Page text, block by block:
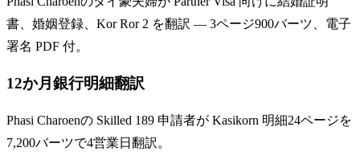
書、婚姻登録、Kor Ror 2 を翻訳 — 3ページ900バーツ、電子
署名 PDF 付。
12か月銀行明細翻訳
Phasi Charoenの Skilled 189 申請者が Kasikorn 明細24ページを
7,200バーツで4営業日翻訳。